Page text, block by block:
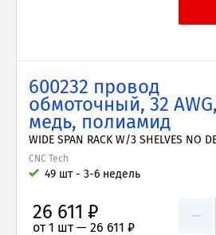
600232 провод
обмоточный, 32 AWG,
медь, полиамид
WIDE SPAN RACK W/3 SHELVES NO
CNC Tech
49 шт - 3-6 недель
−
26 611 ₽
от 1 шт — 26 611 ₽